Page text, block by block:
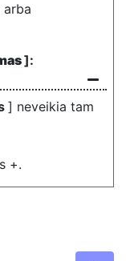
]:
] neveikia tam
+.